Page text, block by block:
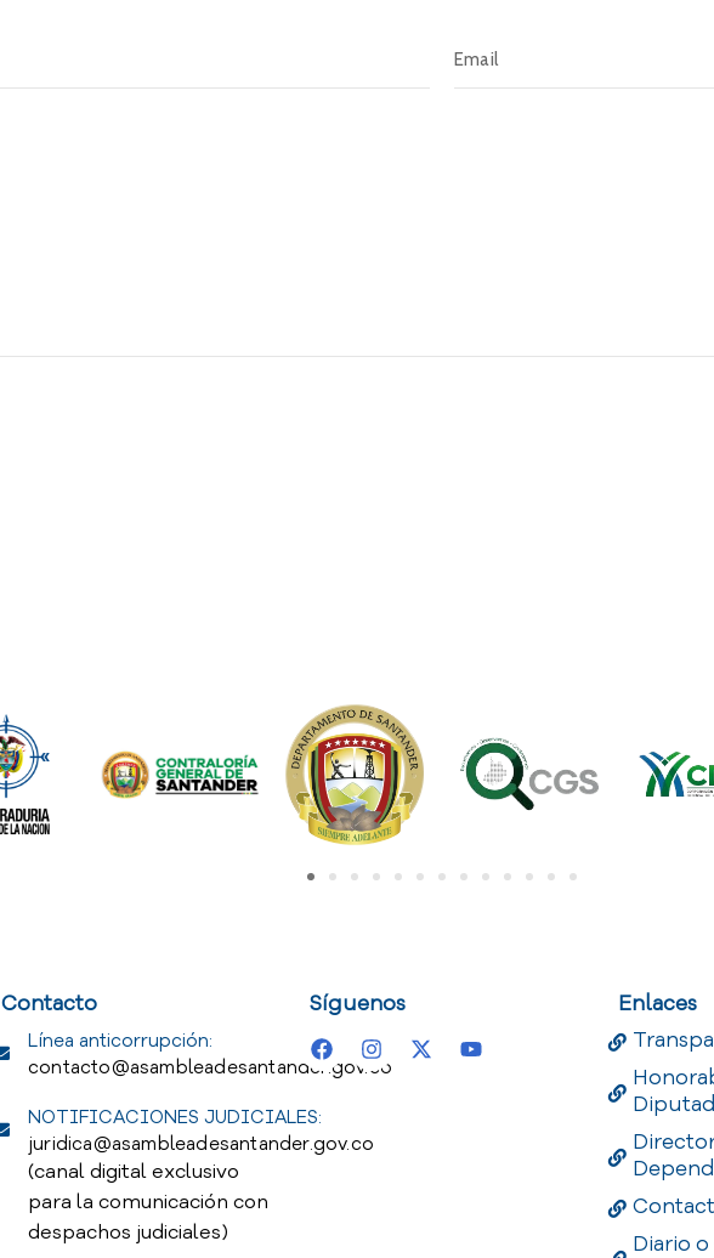
Contacto
Línea anticorrupción:
contacto@asambleadesantander.gov.co
NOTIFICACIONES JUDICIALES:
juridica@asambleadesantander.gov.co
(canal digital exclusivo
para la comunicación con
despachos judiciales)
Síguenos
Enlaces
Diario